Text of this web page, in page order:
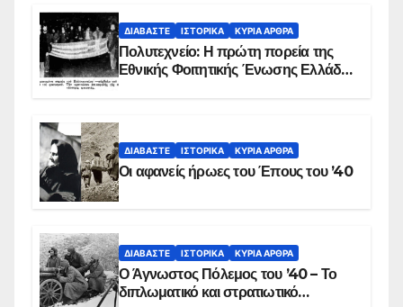
ΔΙΑΒΆΣΤΕ ΙΣΤΟΡΙΚΆ ΚΥΡΙΑ ΑΡΘΡΑ
Πολυτεχνείο: Η πρώτη πορεία της
Εθνικής Φοιτητικής Ένωσης Ελλάδος
ΔΙΑΒΆΣΤΕ ΙΣΤΟΡΙΚΆ ΚΥΡΙΑ ΑΡΘΡΑ
Οι αφανείς ήρωες του Έπους του ’40
ΔΙΑΒΆΣΤΕ ΙΣΤΟΡΙΚΆ ΚΥΡΙΑ ΑΡΘΡΑ
Ο Άγνωστος Πόλεμος του ’40 – Το
διπλωματικό και στρατιωτικό